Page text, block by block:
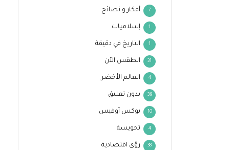
أفكار و نصائح 7
إسلاميات 1
التاريخ في دقيقة 1
الطقس الآن 31
العالم الأخضر 4
بدون تعليق 39
بوكس أوفيس 10
تحويسة 4
رؤى اقتصادية 38